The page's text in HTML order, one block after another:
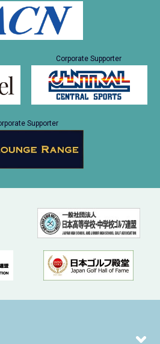
Corporate Supporter
Supporter